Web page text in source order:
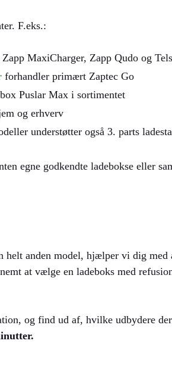
F.eks.:
MaxiCharger, Zapp Qudo og
forhandler primært Zaptec Go
Puslar Max i sortimentet
og erhverv
understøtter også 3. parts
egne godkendte ladebokse eller
anden model, hjælper vi dig
at vælge en ladeboks med
og find ud af, hvilke udbydere